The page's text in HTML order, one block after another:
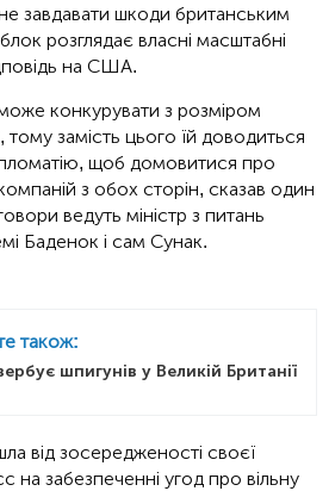
завдавати шкоди британським
розглядає власні масштабні
на США.
конкурувати з розміром
замість цього їй доводиться
щоб домовитися про
з обох сторін, сказав один
ведуть міністр з питань
Баденок і сам Сунак.
також:
шпигунів у Великій Британії
від зосередженості своєї
на забезпеченні угод про вільну